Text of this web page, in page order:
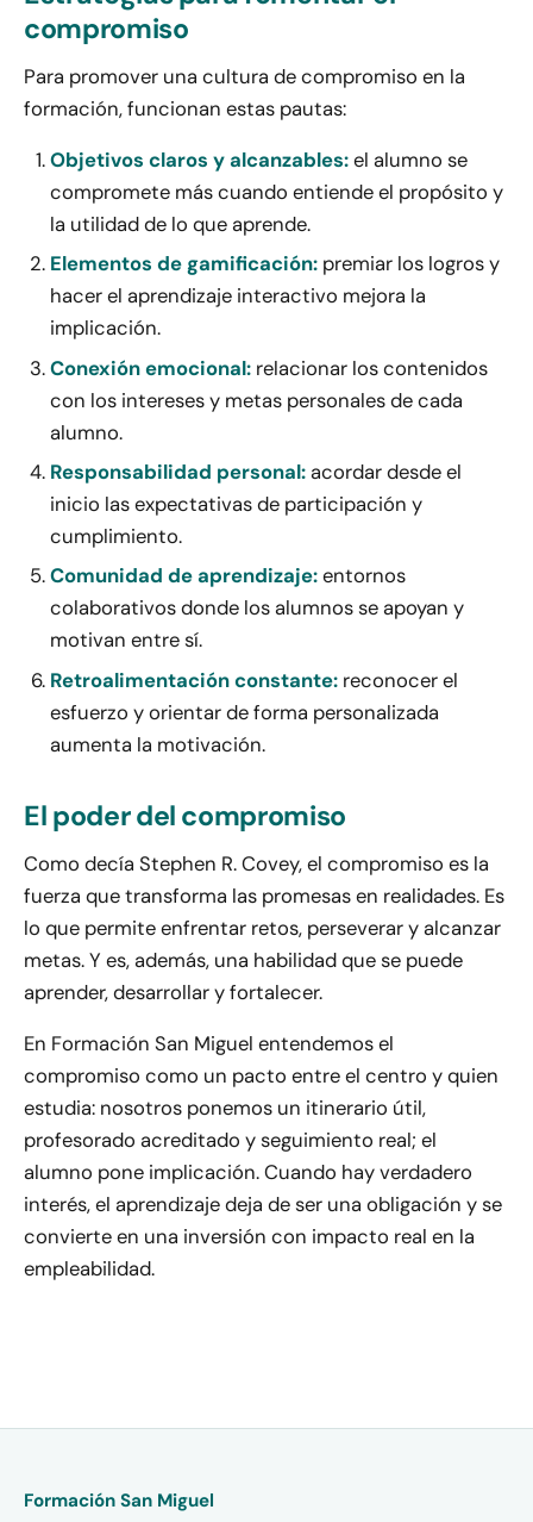
compromiso
Para promover una cultura de compromiso en la
formación, funcionan estas pautas:
Objetivos claros y alcanzables:el alumno se
compromete más cuando entiende el propósito y
la utilidad de lo que aprende.
Elementos de gamificación: premiar los logros y
hacer el aprendizaje interactivo mejora la
implicación.
Conexión emocional: relacionar los contenidos
con los intereses y metas personales de cada
alumno.
Responsabilidad personal:acordar desde el
inicio las expectativas de participación y
cumplimiento.
Comunidad de aprendizaje:entornos
colaborativos donde los alumnos se apoyan y
motivan entre sí.
Retroalimentación constante: reconocer el
esfuerzo y orientar de forma personalizada
aumenta la motivación.
El poder del compromiso
Como decía Stephen R. Covey, el compromiso es la
fuerza que transforma las promesas en realidades. Es
lo que permite enfrentar retos, perseverar y alcanzar
metas. Y es, además, una habilidad que se puede
aprender, desarrollar y fortalecer.
En Formación San Miguel entendemos el
compromiso como un pacto entre el centro y quien
estudia: nosotros ponemos un itinerario útil,
profesorado acreditado y seguimiento real; el
alumno pone implicación. Cuando hay verdadero
interés, el aprendizaje deja de ser una obligación y se
convierte en una inversión con impacto real en la
empleabilidad.
Formación San Miguel